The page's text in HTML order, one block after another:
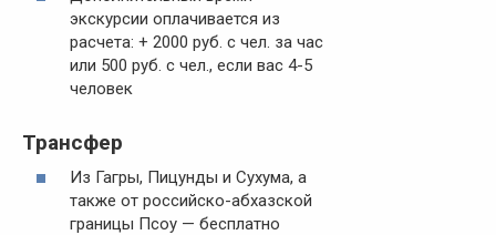
экскурсии оплачивается из
расчета: + 2000 руб. с чел. за час
или 500 руб. с чел., если вас 4-5
человек
Трансфер
Из Гагры, Пицунды и Сухума, а
также от российско-абхазской
границы Псоу — бесплатно